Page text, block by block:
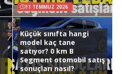
11 TEMMUZ 2026
Küçük sınıfta hangi
model kaç tane
satıyor? 0 km B
Segment otomobil satış
sonuçları nasıl?